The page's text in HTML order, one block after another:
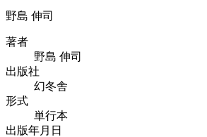
野島 伸司
著者
野島 伸司
出版社
幻冬舎
形式
単行本
出版年月日